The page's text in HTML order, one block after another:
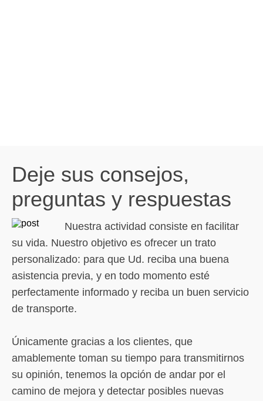
Deje sus consejos,
preguntas y respuestas
Nuestra actividad consiste en facilitar
su vida. Nuestro objetivo es ofrecer un trato
personalizado: para que Ud. reciba una buena
asistencia previa, y en todo momento esté
perfectamente informado y reciba un buen servicio
de transporte.
Únicamente gracias a los clientes, que
amablemente toman su tiempo para transmitirnos
su opinión, tenemos la opción de andar por el
camino de mejora y detectar posibles nuevas